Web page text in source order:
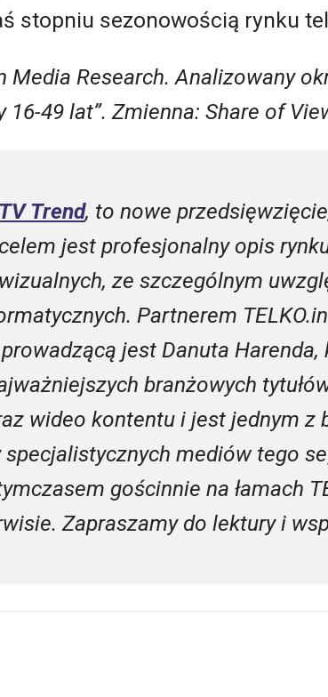
stopniu sezonowością rynku
Research. Analizowany
16-49 lat”. Zmienna: Share of
TV Trend, to nowe
celem jest profesjonalny opis
wizualnych, ze szczególnym
Partnerem
jest Danuta Harenda,
branżowych
wideo kontentu i jest jednym z
mediów tego
gościnnie na łamach
Zapraszamy do lektury i